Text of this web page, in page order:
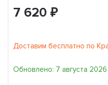
7 620₽
Доставим бесплатно по
Обновлено: 7 августа 2026